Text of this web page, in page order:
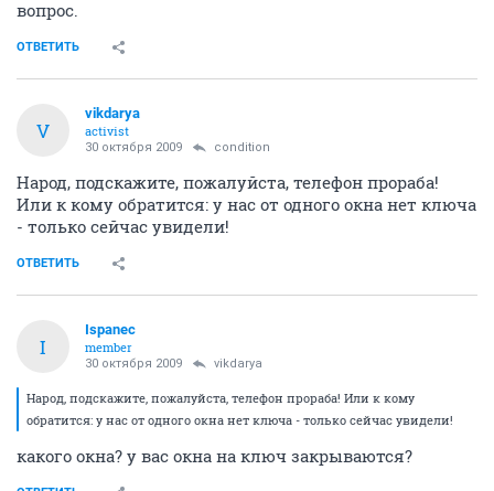
вопрос.
ОТВЕТИТЬ
V
vikdarya
activist
30 октября 2009 condition
Народ, подскажите, пожалуйста, телефон прораба!
Или к кому обратится: у нас от одного окна нет ключа
- только сейчас увидели!
ОТВЕТИТЬ
I
Ispanec
member
30 октября 2009 vikdarya
Народ, подскажите, пожалуйста, телефон прораба! Или к кому
обратится: у нас от одного окна нет ключа - только сейчас увидели!
какого окна? у вас окна на ключ закрываются?